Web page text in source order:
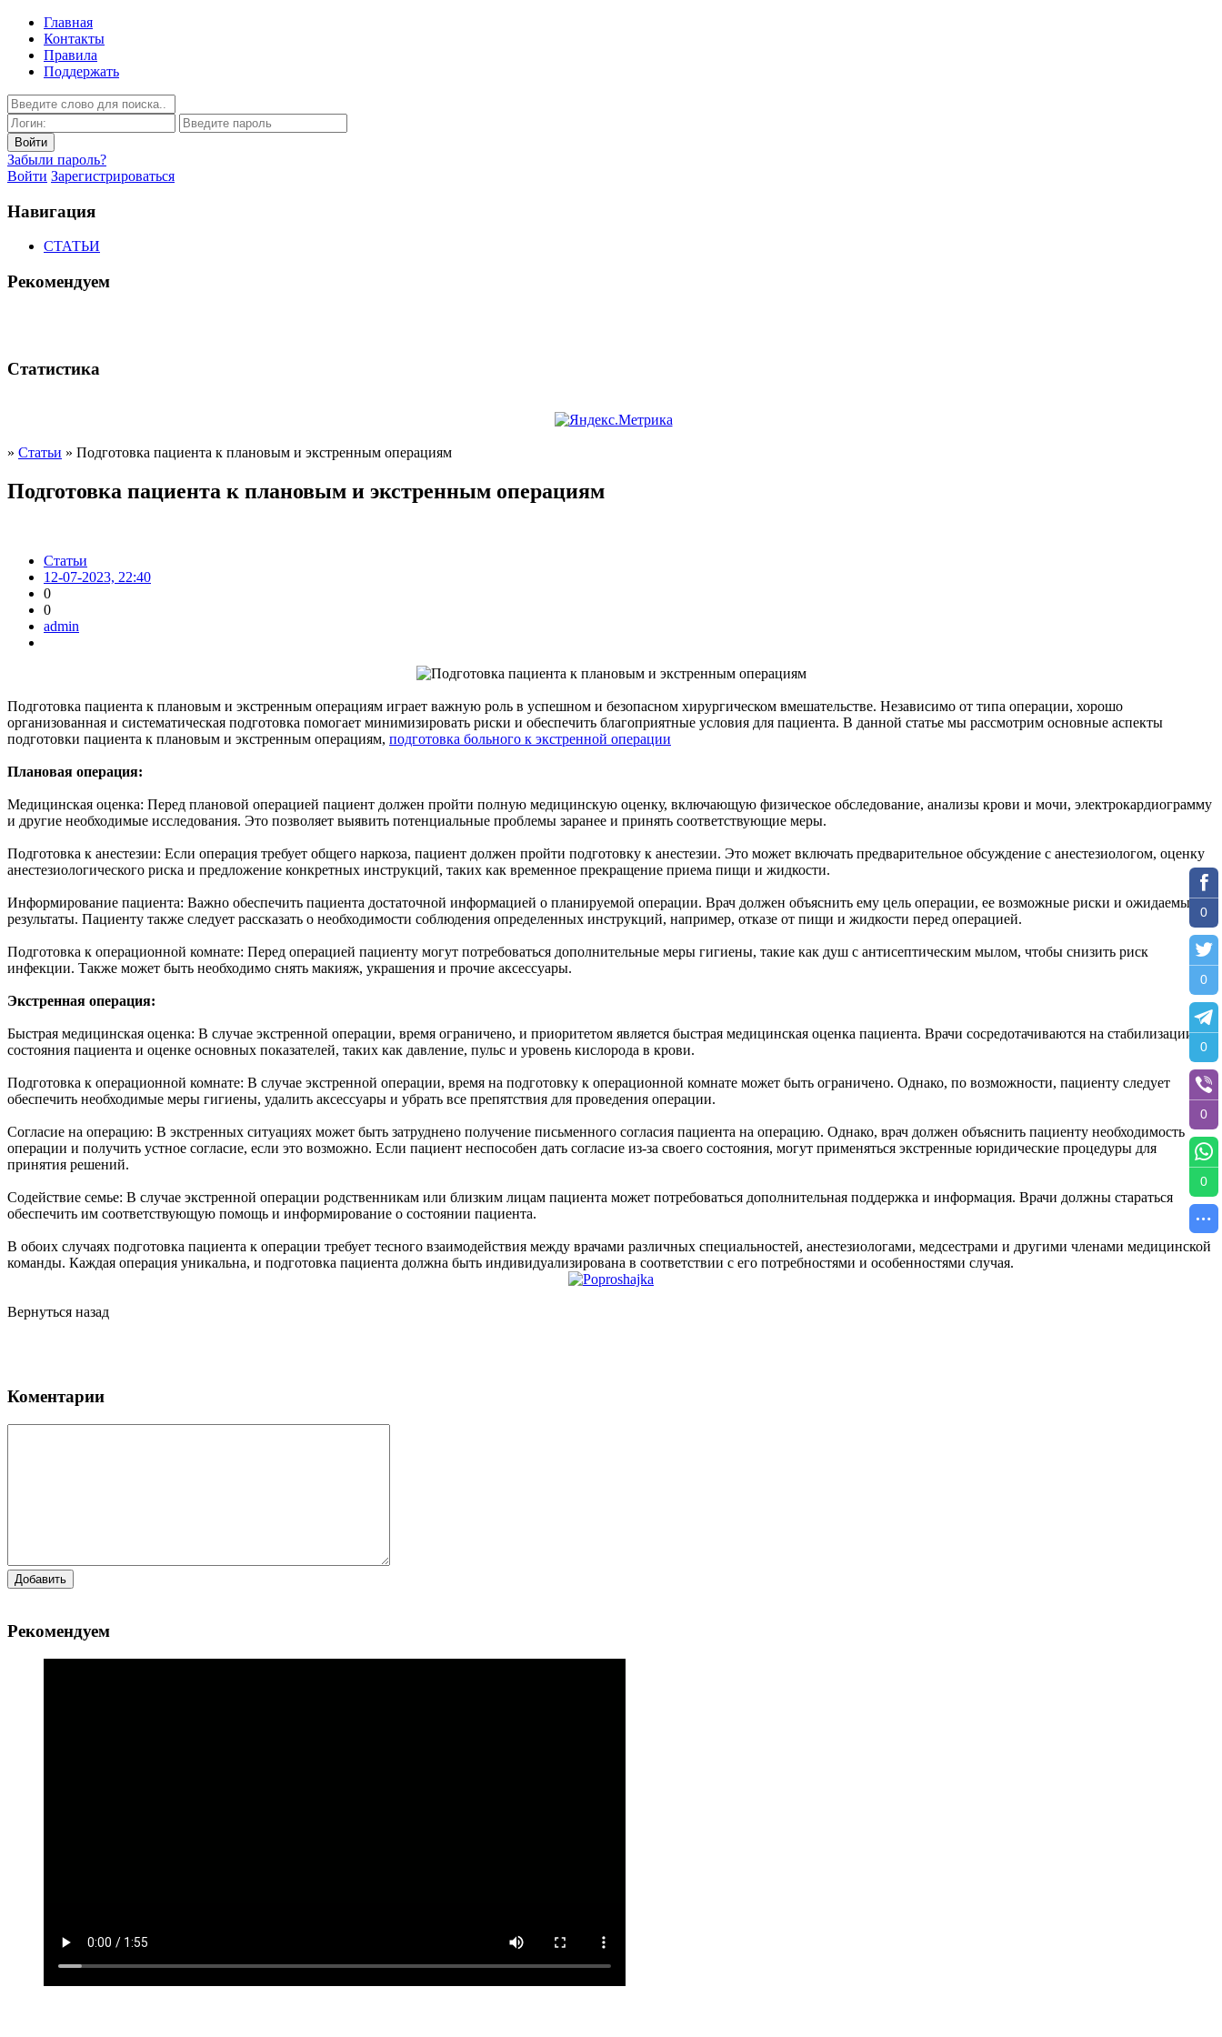
Главная
Контакты
Правила
Поддержать
0
0
0
0
0
Забыли пароль?
Войти Зарегистрироваться
Навигация
СТАТЬИ
Рекомендуем
Статистика
» Статьи » Подготовка пациента к плановым и экстренным операциям
Подготовка пациента к плановым и экстренным операциям
Статьи
12-07-2023, 22:40
0
0
admin
Подготовка пациента к плановым и экстренным операциям играет важную роль в успешном и безопасном хирургическом вмешательстве. Независимо от типа операции, хорошо
организованная и систематическая подготовка помогает минимизировать риски и обеспечить благоприятные условия для пациента. В данной статье мы рассмотрим основные аспекты
подготовки пациента к плановым и экстренным операциям, подготовка больного к экстренной операции
Плановая операция:
Медицинская оценка: Перед плановой операцией пациент должен пройти полную медицинскую оценку, включающую физическое обследование, анализы крови и мочи, электрокардиограмму
и другие необходимые исследования. Это позволяет выявить потенциальные проблемы заранее и принять соответствующие меры.
Подготовка к анестезии: Если операция требует общего наркоза, пациент должен пройти подготовку к анестезии. Это может включать предварительное обсуждение с анестезиологом, оценку
анестезиологического риска и предложение конкретных инструкций, таких как временное прекращение приема пищи и жидкости.
Информирование пациента: Важно обеспечить пациента достаточной информацией о планируемой операции. Врач должен объяснить ему цель операции, ее возможные риски и ожидаемые
результаты. Пациенту также следует рассказать о необходимости соблюдения определенных инструкций, например, отказе от пищи и жидкости перед операцией.
Подготовка к операционной комнате: Перед операцией пациенту могут потребоваться дополнительные меры гигиены, такие как душ с антисептическим мылом, чтобы снизить риск
инфекции. Также может быть необходимо снять макияж, украшения и прочие аксессуары.
Экстренная операция:
Быстрая медицинская оценка: В случае экстренной операции, время ограничено, и приоритетом является быстрая медицинская оценка пациента. Врачи сосредотачиваются на стабилизации
состояния пациента и оценке основных показателей, таких как давление, пульс и уровень кислорода в крови.
Подготовка к операционной комнате: В случае экстренной операции, время на подготовку к операционной комнате может быть ограничено. Однако, по возможности, пациенту следует
обеспечить необходимые меры гигиены, удалить аксессуары и убрать все препятствия для проведения операции.
Согласие на операцию: В экстренных ситуациях может быть затруднено получение письменного согласия пациента на операцию. Однако, врач должен объяснить пациенту необходимость
операции и получить устное согласие, если это возможно. Если пациент неспособен дать согласие из-за своего состояния, могут применяться экстренные юридические процедуры для
принятия решений.
Содействие семье: В случае экстренной операции родственникам или близким лицам пациента может потребоваться дополнительная поддержка и информация. Врачи должны стараться
обеспечить им соответствующую помощь и информирование о состоянии пациента.
В обоих случаях подготовка пациента к операции требует тесного взаимодействия между врачами различных специальностей, анестезиологами, медсестрами и другими членами медицинской
команды. Каждая операция уникальна, и подготовка пациента должна быть индивидуализирована в соответствии с его потребностями и особенностями случая.
Вернуться назад
Коментарии
Добавить
Рекомендуем